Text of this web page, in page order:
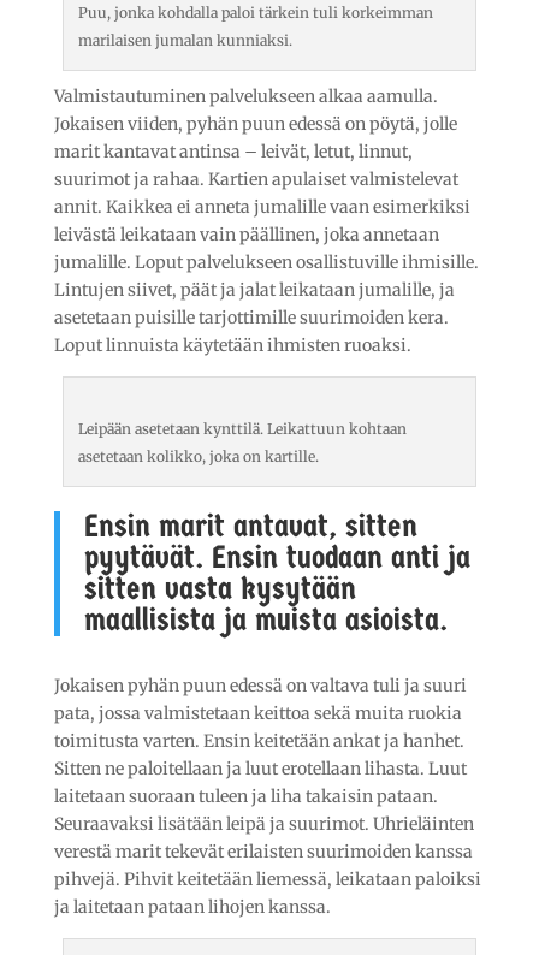
Puu, jonka kohdalla paloi tärkein tuli korkeimman
marilaisen jumalan kunniaksi.
Valmistautuminen palvelukseen alkaa aamulla.
Jokaisen viiden, pyhän puun edessä on pöytä, jolle
marit kantavat antinsa – leivät, letut, linnut,
suurimot ja rahaa. Kartien apulaiset valmistelevat
annit. Kaikkea ei anneta jumalille vaan esimerkiksi
leivästä leikataan vain päällinen, joka annetaan
jumalille. Loput palvelukseen osallistuville ihmisille.
Lintujen siivet, päät ja jalat leikataan jumalille, ja
asetetaan puisille tarjottimille suurimoiden kera.
Loput linnuista käytetään ihmisten ruoaksi.
Leipään asetetaan kynttilä. Leikattuun kohtaan
asetetaan kolikko, joka on kartille.
Ensin marit antavat, sitten
pyytävät. Ensin tuodaan anti ja
sitten vasta kysytään
maallisista ja muista asioista.
Jokaisen pyhän puun edessä on valtava tuli ja suuri
pata, jossa valmistetaan keittoa sekä muita ruokia
toimitusta varten. Ensin keitetään ankat ja hanhet.
Sitten ne paloitellaan ja luut erotellaan lihasta. Luut
laitetaan suoraan tuleen ja liha takaisin pataan.
Seuraavaksi lisätään leipä ja suurimot. Uhrieläinten
verestä marit tekevät erilaisten suurimoiden kanssa
pihvejä. Pihvit keitetään liemessä, leikataan paloiksi
ja laitetaan pataan lihojen kanssa.